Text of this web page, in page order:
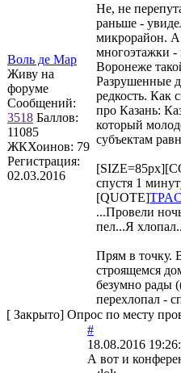
Воль де Мар
Живу на
форуме
Сообщений:
3518 Баллов:
11085
ЖКХоинов: 79
Регистрация:
02.03.2016
Не, не
раньше -
микрорайон. А
многоэтажки -
Воронеже
Разрушенные
редкость. Как
про Казань:
который
субъектам
спустя 1
[QUOTE]
...Провели
пел...Я
Прям в точку.
строящемся
безумно рады
перехлопал -
[ Закрыто] Опрос по месту
#
18.08.2016
А вот и